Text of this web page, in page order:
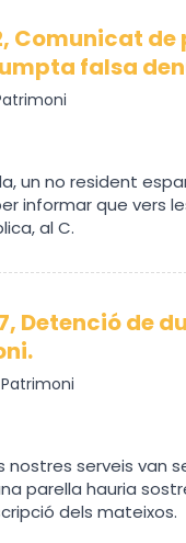
Comunicat
falsa
un no resident
informar que vers
al C.
Detenció de
Patrimoni
nostres serveis
parella hauria
dels mateixos.